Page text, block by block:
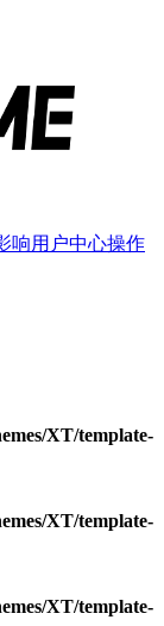
响用户中心操作
XT/template-
XT/template-
XT/template-